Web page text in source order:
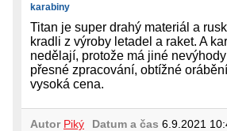
karabiny
Titan je super drahý materiál a
kradli z výroby letadel a raket. A
nedělají, protože má jiné
přesné zpracování, obtížné
vysoká cena.
Autor Piký Datum a čas 6.9.2021